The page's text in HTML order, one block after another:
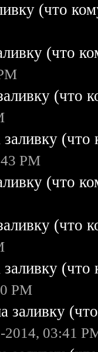
(что
(что
(что
PM
(что
(что
PM
заливку
2014, 03:41